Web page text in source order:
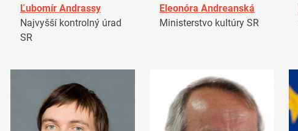
Ľubomír Andrassy
Najvyšší kontrolný úrad
SR
Eleonóra Andreanská
Ministerstvo kultúry SR